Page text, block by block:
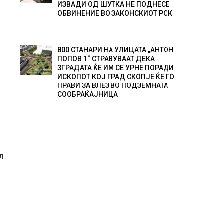
ИЗВАДИ ОД ШУТКА НЕ ПОДНЕСЕ
ОБВИНЕНИЕ ВО ЗАКОНСКИОТ РОК
800 СТАНАРИ НА УЛИЦАТА „АНТОН
ПОПОВ 1“ СТРАВУВААТ ДЕКА
ЗГРАДАТА ЌЕ ИМ СЕ УРНЕ ПОРАДИ
ИСКОПОТ КОЈ ГРАД СКОПЈЕ ЌЕ ГО
ПРАВИ ЗА ВЛЕЗ ВО ПОДЗЕМНАТА
СООБРАЌАЈНИЦА